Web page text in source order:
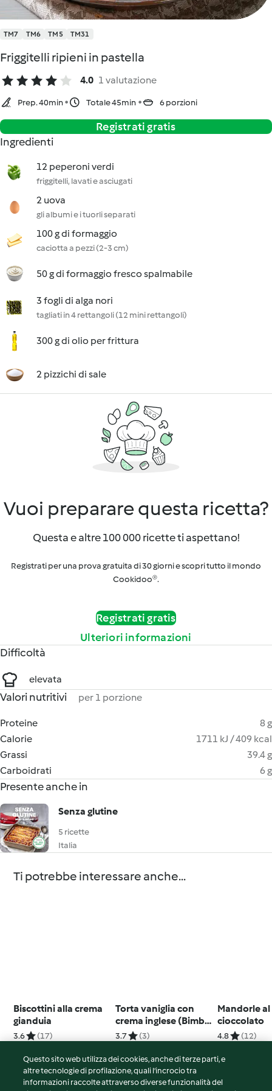
TM7 TM6 TM5 TM31
Friggitelli ripieni in pastella
4.0 1 valutazione
Prep. 40min Totale 45min 6 porzioni
Registrati gratis
Ingredienti
12 peperoni verdi
friggitelli, lavati e asciugati
2 uova
gli albumi e i tuorli separati
100 g di formaggio
caciotta a pezzi (2-3 cm)
50 g di formaggio fresco spalmabile
3 fogli di alga nori
tagliati in 4 rettangoli (12 mini rettangoli)
300 g di olio per frittura
2 pizzichi di sale
Vuoi preparare questa ricetta?
Questa e altre 100 000 ricette ti aspettano!
Registrati per una prova gratuita di 30 giorni e scopri tutto il mondo
Cookidoo®.
Registrati gratis
Ulteriori informazioni
Difficoltà
elevata
Valori nutritivi per 1 porzione
Proteine
8 g
Calorie
1711 kJ / 409 kcal
Grassi
39.4 g
Carboidrati
6 g
Presente anche in
Senza glutine
5 ricette
Italia
Ti potrebbe interessare anche...
Biscottini alla crema
gianduia
3.6 (17)
Torta vaniglia con
crema inglese (Bimby
Friend)
3.7 (3)
Mandorle al
cioccolato
4.8 (12)
Questo sito web utilizza dei cookies, anche di terze parti, e
altre tecnologie di profilazione, quali l’incrocio tra
informazioni raccolte attraverso diverse funzionalità del